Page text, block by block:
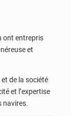
ont entrepris
et
de la société
et l’expertise
navires.